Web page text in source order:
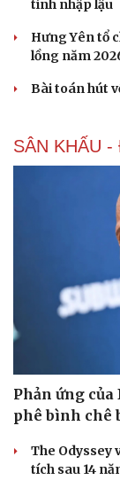
tính nhập lậu
Hưng Yên tổ
lồng năm
Bài toán hút
SÂN KHẤU -
Phản ứng
phê bình chê
The Odyssey
tích sau 14